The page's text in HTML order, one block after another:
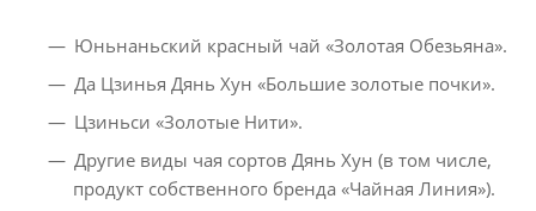
Юньнаньский красный чай «Золотая Обезьяна».
Да Цзинья Дянь Хун «Большие золотые почки».
Цзиньси «Золотые Нити».
Другие виды чая сортов Дянь Хун (в том числе,
продукт собственного бренда «Чайная Линия»).